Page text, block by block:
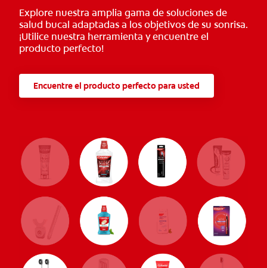
Explore nuestra amplia gama de soluciones de
salud bucal adaptadas a los objetivos de su sonrisa.
¡Utilice nuestra herramienta y encuentre el
producto perfecto!
Encuentre el producto perfecto para usted